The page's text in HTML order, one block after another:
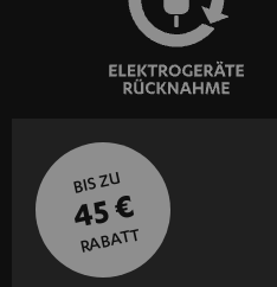
BIS ZU
45 €
RABATT